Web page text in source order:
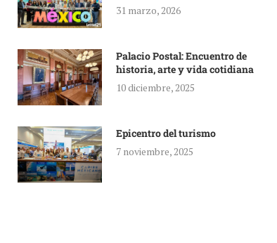
31 marzo, 2026
Palacio Postal: Encuentro de
historia, arte y vida cotidiana
10 diciembre, 2025
Epicentro del turismo
7 noviembre, 2025